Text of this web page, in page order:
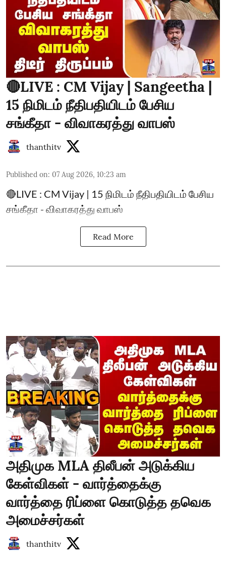
🔴LIVE : CM Vijay | Sangeetha |
15 நிமிடம் நீதிபதியிடம் பேசிய
சங்கீதா - விவாகரத்து வாபஸ்
thanthitv
Published on: 07 Aug 2026, 10:23 am
🔴LIVE : CM Vijay | 15 நிமிடம் நீதிபதியிடம் பேசிய
சங்கீதா - விவாகரத்து வாபஸ்
Read More
அதிமுக MLA திலீபன் அடுக்கிய
கேள்விகள் - வார்த்தைக்கு
வார்த்தை ரிப்ளை கொடுத்த தவெக
அமைச்சர்கள்
thanthitv